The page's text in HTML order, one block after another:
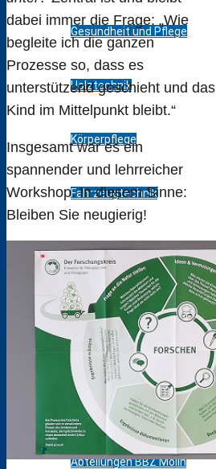
Gesundheit und Pflege
Holztechnik
Körperpflege
Fahrzeugtechnik
Metalltechnik
Sozialpädagogik
Wirtschaft und Verwaltung
Kollegium
Abteilungen BBZ Mölln
dabei immer die Frage: „Wie
begleite ich die ganzen
Prozesse so, dass es
unterstützend geschieht und das
Kind im Mittelpunkt bleibt.“
Insgesamt war es ein
spannender und lehrreicher
Workshop. In diesem Sinne:
Bleiben Sie neugierig!